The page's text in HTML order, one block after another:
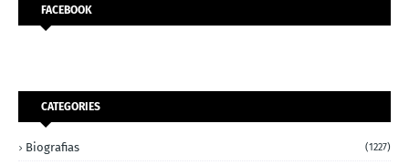
FACEBOOK
CATEGORIES
Biografias (1227)